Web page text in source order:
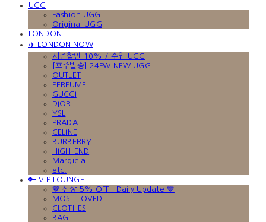
UGG
Fashion UGG
Original UGG
LONDON
✈️ LONDON NOW
시즌할인 10% / 수입 UGG
[호주발송] 24FW NEW UGG
OUTLET
PERFUME
GUCCI
DIOR
YSL
PRADA
CELINE
BURBERRY
HIGH-END
Margiela
etc.
🔑 VIP LOUNGE
🤎 신상 5% OFF · Daily Update 🤎
MOST LOVED
CLOTHES
BAG